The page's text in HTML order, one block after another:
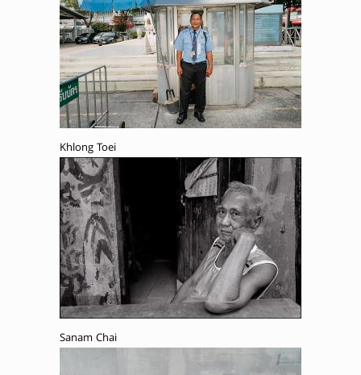
Khlong Toei
Sanam Chai